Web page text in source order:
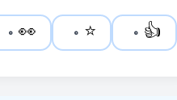
👍
0
⭐
0
👀
0